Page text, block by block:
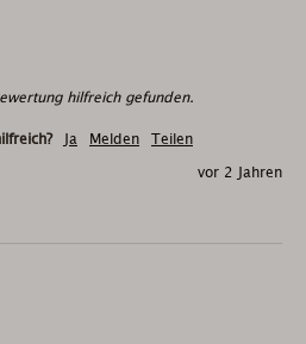
hilfreich gefunden.
Ja Melden Teilen
vor 2 Jahren